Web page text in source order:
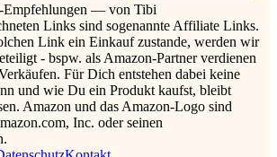
Empfehlungen — von Tibi
Links sind sogenannte Affiliate Links.
Link ein Einkauf zustande, werden wir
- bspw. als Amazon-Partner verdienen
Für Dich entstehen dabei keine
und wie Du ein Produkt kaufst, bleibt
Amazon und das Amazon-Logo sind
Inc. oder seinen